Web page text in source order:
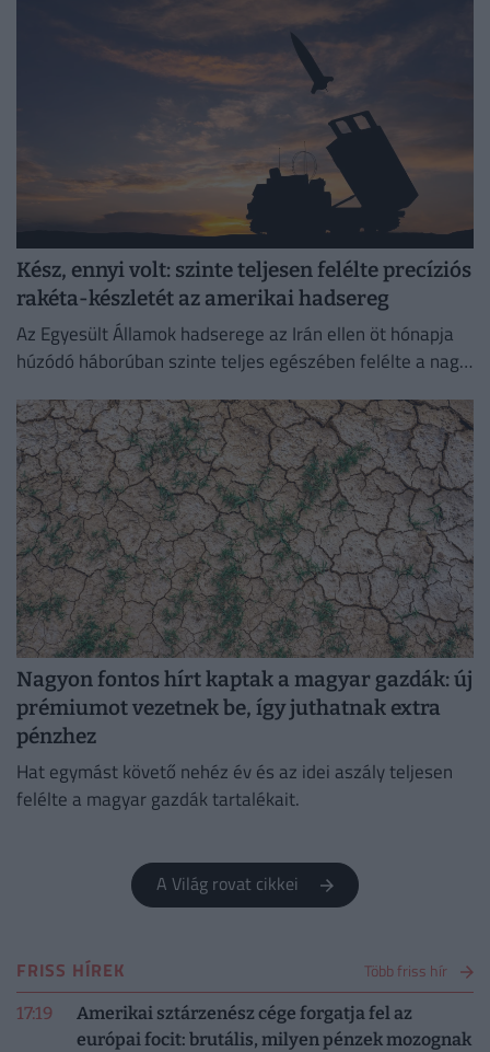
Kész, ennyi volt: szinte teljesen felélte precíziós
rakéta-készletét az amerikai hadsereg
Az Egyesült Államok hadserege az Irán ellen öt hónapja
húzódó háborúban szinte teljes egészében felélte a nagy
Nagyon fontos hírt kaptak a magyar gazdák: új
prémiumot vezetnek be, így juthatnak extra
pénzhez
Hat egymást követő nehéz év és az idei aszály teljesen
felélte a magyar gazdák tartalékait.
A Világ rovat cikkei
FRISS HÍREK Több friss hír
17:19
Amerikai sztárzenész cége forgatja fel az
európai focit: brutális, milyen pénzek mozognak